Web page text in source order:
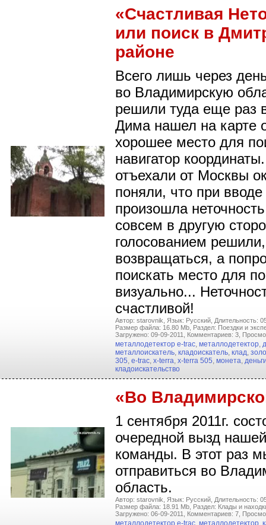
«Счастливая
или поиск в
районе
Всего лишь через
во Владимирскую
решили туда еще раз
Дима нашел на карте
хорошее место для
навигатор
отъехали от Москвы
поняли, что при вводе
произошла
совсем в другую
голосованием
возвращаться, а
поискать место для
визуально...
счастливой!
Автор: starovnik, Язык: Русский, Длительность:
Размер файла: 16.80 Mb, Раздел: Поездки и
Загружено: 09-09-2011,
Комментариев: 3,
металлодетектор e-trac, металлодетектор,
металлоискатель, кладоискатель, клад,
305, e-trac, x-terra, x-terra 505, монета,
кладоискательство
«Во
1 сентября 2011г.
очередной вызд
команды. В этот раз
отправиться во
область.
Автор: starovnik, Язык: Русский, Длительность:
Размер файла: 18.91 Mb, Раздел: Клады и
Загружено: 06-09-2011,
Комментариев: 7,
металлодетектор e-trac металлодетектор